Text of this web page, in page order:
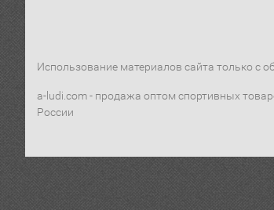
Использование материалов сайта только с
a-ludi.com - продажа оптом спортивных
России